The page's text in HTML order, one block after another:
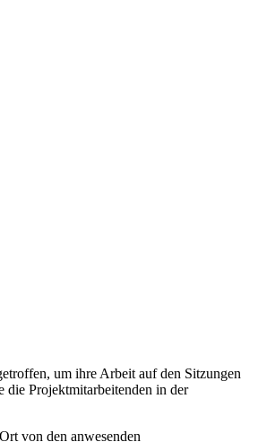
um ihre Arbeit auf den Sitzungen
die Projektmitarbeitenden in der
von den anwesenden